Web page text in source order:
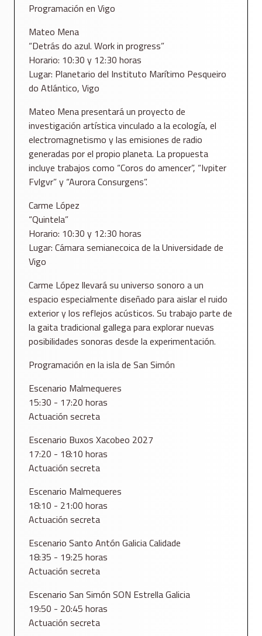
Programación en Vigo
Mateo Mena
“Detrás do azul. Work in progress”
Horario: 10:30 y 12:30 horas
Lugar: Planetario del Instituto Marítimo Pesqueiro
do Atlántico, Vigo
Mateo Mena presentará un proyecto de
investigación artística vinculado a la ecología, el
electromagnetismo y las emisiones de radio
generadas por el propio planeta. La propuesta
incluye trabajos como “Coros do amencer”, “Ivpiter
Fvlgvr” y “Aurora Consurgens”.
Carme López
“Quintela”
Horario: 10:30 y 12:30 horas
Lugar: Cámara semianecoica de la Universidade de
Vigo
Carme López llevará su universo sonoro a un
espacio especialmente diseñado para aislar el ruido
exterior y los reflejos acústicos. Su trabajo parte de
la gaita tradicional gallega para explorar nuevas
posibilidades sonoras desde la experimentación.
Programación en la isla de San Simón
Escenario Malmequeres
15:30 - 17:20 horas
Actuación secreta
Escenario Buxos Xacobeo 2027
17:20 - 18:10 horas
Actuación secreta
Escenario Malmequeres
18:10 - 21:00 horas
Actuación secreta
Escenario Santo Antón Galicia Calidade
18:35 - 19:25 horas
Actuación secreta
Escenario San Simón SON Estrella Galicia
19:50 - 20:45 horas
Actuación secreta